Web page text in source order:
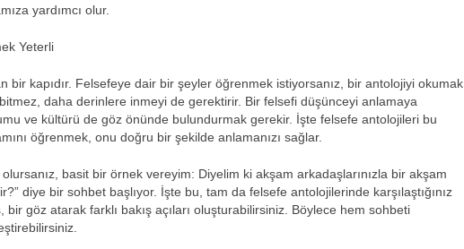
yardımcı olur.
Yeterli
bir kapıdır. Felsefeye dair bir şeyler öğrenmek istiyorsanız, bir antolojiyi okumak
daha derinlere inmeyi de gerektirir. Bir felsefi düşünceyi anlamaya
ve kültürü de göz önünde bulundurmak gerekir. İşte felsefe antolojileri bu
öğrenmek, onu doğru bir şekilde anlamanızı sağlar.
basit bir örnek vereyim: Diyelim ki akşam arkadaşlarınızla bir akşam
diye bir sohbet başlıyor. İşte bu, tam da felsefe antolojilerinde karşılaştığınız
göz atarak farklı bakış açıları oluşturabilirsiniz. Böylece hem sohbeti